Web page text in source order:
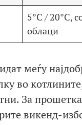
5°C / 20°C,
облаци
меѓу
во
За
викенд-